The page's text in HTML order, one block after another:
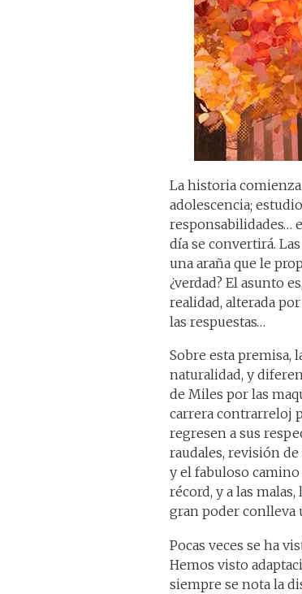
La historia
adolescencia;
responsabilidades…
día se convertirá.
una araña que le
¿verdad? El asunto
realidad, alterada
las respuestas…
Sobre esta premisa,
naturalidad, y
de Miles por las
carrera contrarreloj
regresen a sus
raudales, revisión
y el fabuloso
récord, y a las
gran poder conlleva
Pocas veces se ha
Hemos visto
siempre se nota la